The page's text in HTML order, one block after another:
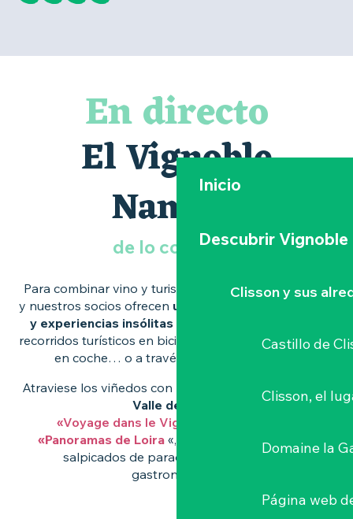
Inicio
Descubrir Vignoble
Clisson y sus
Castillo de
Clisson, el
Domaine la
Página web
En directo
El Vignoble
Nantais
de lo contrario
Para combinar vino y turismo, las bodegas turísticas
y nuestros socios ofrecen un abanico de excursiones
y experiencias insólitas en el Vignoble Nantais#
recorridos turísticos en bicicleta, a caballo, en scooter,
en coche… o a través de talleres del vino.
Atraviese los viñedos con las
Rutas de los Vinos del
Valle del Loira,
«Voyage dans le Vignoble de Nantes»
«Panoramas de Loira«, para realizar recorridos
salpicados de paradas patrimoniales y
gastronómicas.